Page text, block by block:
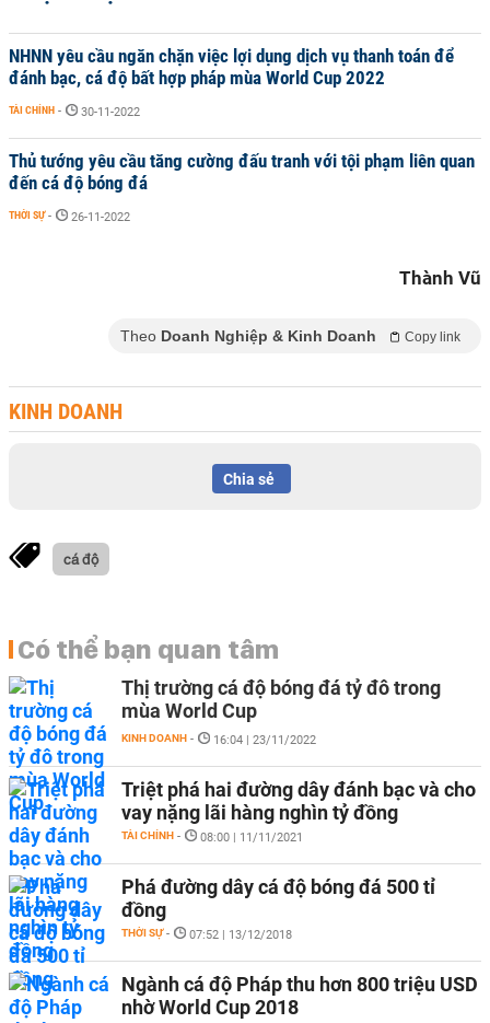
NHNN yêu cầu ngăn chặn việc lợi dụng dịch vụ thanh toán để
đánh bạc, cá độ bất hợp pháp mùa World Cup 2022
TÀI CHÍNH - 30-11-2022
Thủ tướng yêu cầu tăng cường đấu tranh với tội phạm liên quan
đến cá độ bóng đá
THỜI SỰ - 26-11-2022
Thành Vũ
Theo Doanh Nghiệp & Kinh Doanh Copy link
KINH DOANH
Chia sẻ
cá độ
Có thể bạn quan tâm
Thị trường cá độ bóng đá tỷ đô trong
mùa World Cup
KINH DOANH - 16:04 | 23/11/2022
Triệt phá hai đường dây đánh bạc và cho
vay nặng lãi hàng nghìn tỷ đồng
TÀI CHÍNH - 08:00 | 11/11/2021
Phá đường dây cá độ bóng đá 500 tỉ
đồng
THỜI SỰ - 07:52 | 13/12/2018
Ngành cá độ Pháp thu hơn 800 triệu USD
nhờ World Cup 2018